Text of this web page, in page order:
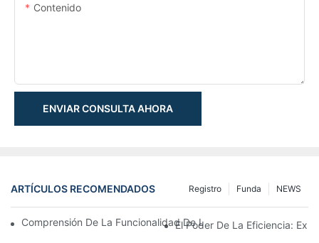
Contenido
ENVIAR CONSULTA AHORA
ARTÍCULOS RECOMENDADOS NEWS
Funda
Registro
Comprensión De La Funcionalidad De Los Cilindros Hidráulicos
El Poder De La Eficiencia: